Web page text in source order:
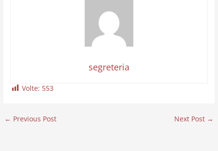
segreteria
Volte: 553
← Previous Post Next Post →